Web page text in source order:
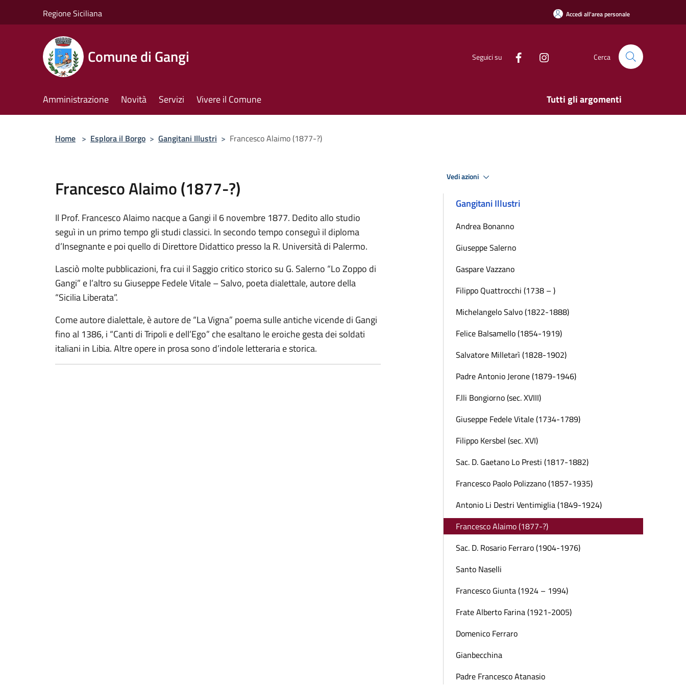
Regione Siciliana Accedi all'area personale
Comune di Gangi Seguici su Cerca
Amministrazione Novità Servizi Vivere il Comune Tutti gli argomenti
Home > Esplora il Borgo > Gangitani Illustri > Francesco Alaimo (1877-?)
Francesco Alaimo (1877-?)
Il Prof. Francesco Alaimo nacque a Gangi il 6 novembre 1877. Dedito allo studio
seguì in un primo tempo gli studi classici. In secondo tempo conseguì il diploma
d’Insegnante e poi quello di Direttore Didattico presso la R. Università di Palermo.
Lasciò molte pubblicazioni, fra cui il Saggio critico storico su G. Salerno “Lo Zoppo di
Gangi” e l’altro su Giuseppe Fedele Vitale – Salvo, poeta dialettale, autore della
“Sicilia Liberata”.
Come autore dialettale, è autore de “La Vigna” poema sulle antiche vicende di Gangi
fino al 1386, i “Canti di Tripoli e dell’Ego” che esaltano le eroiche gesta dei soldati
italiani in Libia. Altre opere in prosa sono d’indole letteraria e storica.
Vedi azioni
Gangitani Illustri
Andrea Bonanno
Giuseppe Salerno
Gaspare Vazzano
Filippo Quattrocchi (1738 – )
Michelangelo Salvo (1822-1888)
Felice Balsamello (1854-1919)
Salvatore Milletarì (1828-1902)
Padre Antonio Jerone (1879-1946)
F.lli Bongiorno (sec. XVIII)
Giuseppe Fedele Vitale (1734-1789)
Filippo Kersbel (sec. XVI)
Sac. D. Gaetano Lo Presti (1817-1882)
Francesco Paolo Polizzano (1857-1935)
Antonio Li Destri Ventimiglia (1849-1924)
Francesco Alaimo (1877-?)
Sac. D. Rosario Ferraro (1904-1976)
Santo Naselli
Francesco Giunta (1924 – 1994)
Frate Alberto Farina (1921-2005)
Domenico Ferraro
Gianbecchina
Padre Francesco Atanasio